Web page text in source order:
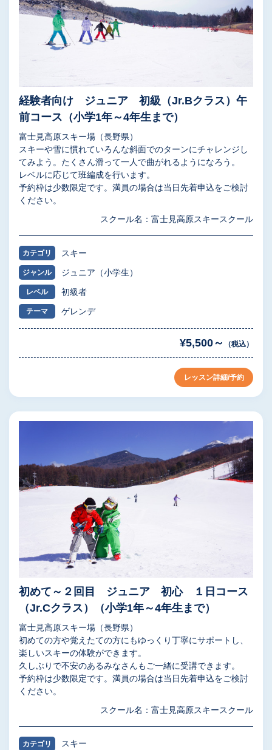
経験者向け ジュニア 初級（Jr.Bクラス）午
前コース（小学1年～4年生まで）
富士見高原スキー場（長野県）
スキーや雪に慣れていろんな斜面でのターンにチャレンジし
てみよう。たくさん滑って一人で曲がれるようになろう。
レベルに応じて班編成を行います。
予約枠は少数限定です。満員の場合は当日先着申込をご検討
ください。
スクール名：富士見高原スキースクール
カテゴリ スキー
ジャンル ジュニア（小学生）
レベル 初級者
テーマ ゲレンデ
¥5,500～ （税込）
レッスン詳細/予約
初めて～２回目 ジュニア 初心 １日コース
（Jr.Cクラス）（小学1年～4年生まで）
富士見高原スキー場（長野県）
初めての方や覚えたての方にもゆっくり丁寧にサポートし、
楽しいスキーの体験ができます。
久しぶりで不安のあるみなさんもご一緒に受講できます。
予約枠は少数限定です。満員の場合は当日先着申込をご検討
ください。
スクール名：富士見高原スキースクール
カテゴリ スキー